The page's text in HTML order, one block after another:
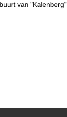
van "Kalenberg".